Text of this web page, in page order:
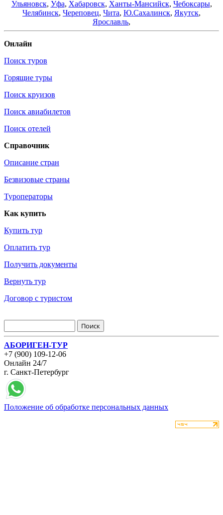
Ульяновск, Уфа, Хабаровск, Ханты-Мансийск, Чебоксары,
Челябинск, Череповец, Чита, Ю.Сахалинск, Якутск,
Ярославль,
Онлайн
Поиск туров
Горящие туры
Поиск круизов
Поиск авиабилетов
Поиск отелей
Справочник
Описание стран
Безвизовые страны
Туроператоры
Как купить
Купить тур
Оплатить тур
Получить документы
Вернуть тур
Договор с туристом
АБОРИГЕН-ТУР
+7 (900) 109-12-06
Онлайн 24/7
г. Санкт-Петербург
Положение об обработке персональных данных